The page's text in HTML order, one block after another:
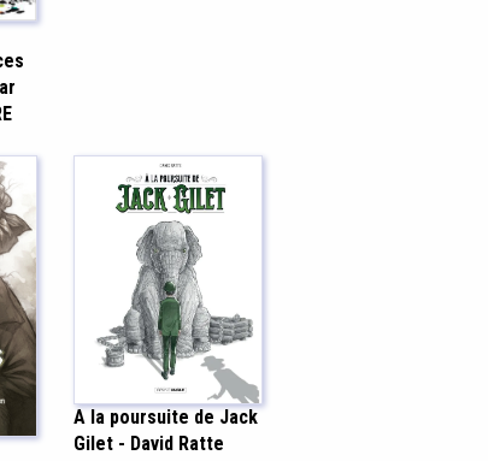
A la poursuite de Jack
Gilet - David Ratte